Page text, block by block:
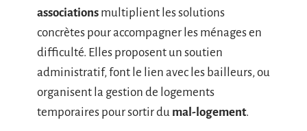
associations multiplient les solutions
concrètes pour accompagner les ménages en
difficulté. Elles proposent un soutien
administratif, font le lien avec les bailleurs, ou
organisent la gestion de logements
temporaires pour sortir du mal-logement.